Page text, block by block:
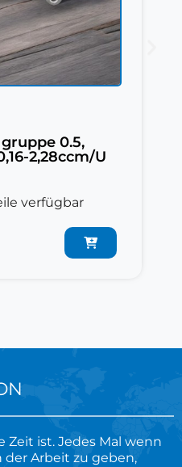
0.5,
2,28ccm/U
verfügbar
ist. Jedes Mal wenn
der Arbeit zu geben,